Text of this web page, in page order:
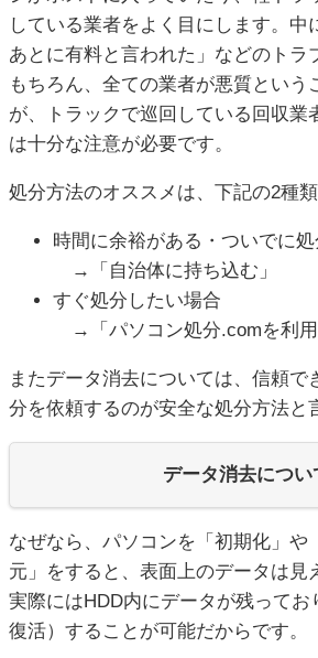
している業者をよく目にします。中
あとに有料と言われた」などのトラ
もちろん、全ての業者が悪質という
が、トラックで巡回している回収業
は十分な注意が必要です。
処分方法のオススメは、下記の2種類
時間に余裕がある・ついでに処
→「自治体に持ち込む」
すぐ処分したい場合
→「パソコン処分.comを利用
またデータ消去については、信頼で
分を依頼するのが安全な処分方法と
データ消去につい
なぜなら、パソコンを「初期化」や
元」をすると、表面上のデータは見
実際にはHDD内にデータが残ってお
復活）することが可能だからです。